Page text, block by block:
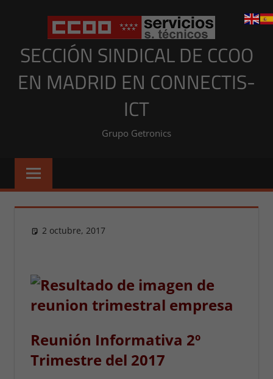
SECCIÓN SINDICAL DE CCOO
EN MADRID EN CONNECTIS-
ICT
Grupo Getronics
2 octubre, 2017
Reunión Informativa 2º
Trimestre del 2017